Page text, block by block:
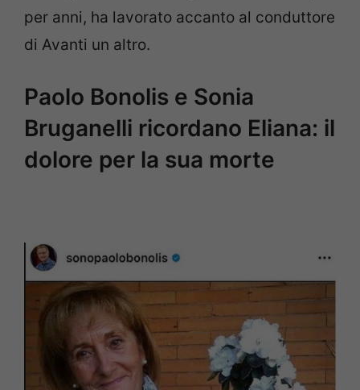
per anni, ha lavorato accanto al conduttore
di Avanti un altro.
Paolo Bonolis e Sonia
Bruganelli ricordano Eliana: il
dolore per la sua morte